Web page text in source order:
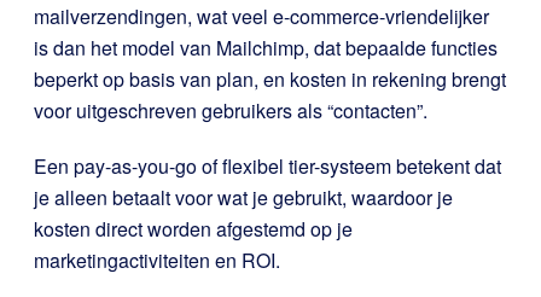
mailverzendingen, wat veel e-commerce-vriendelijker
is dan het model van Mailchimp, dat bepaalde functies
beperkt op basis van plan, en kosten in rekening brengt
voor uitgeschreven gebruikers als “contacten”.
Een pay-as-you-go of flexibel tier-systeem betekent dat
je alleen betaalt voor wat je gebruikt, waardoor je
kosten direct worden afgestemd op je
marketingactiviteiten en ROI.